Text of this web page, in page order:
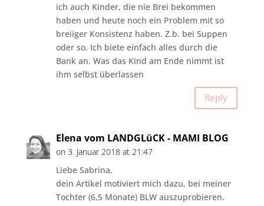
ich auch Kinder, die nie Brei bekommen
haben und heute noch ein Problem mit so
breiiger Konsistenz haben. Z.b. bei Suppen
oder so. Ich biete einfach alles durch die
Bank an. Was das Kind am Ende nimmt ist
ihm selbst überlassen
Reply
Elena vom LANDGLüCK - MAMI BLOG
on 3. Januar 2018 at 21:47
Liebe Sabrina,
dein Artikel motiviert mich dazu, bei meiner
Tochter (6,5 Monate) BLW auszuprobieren.